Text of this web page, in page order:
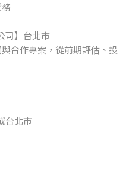
司】台北市
合作專案，從前期評估、投
台北市